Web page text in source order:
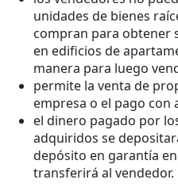
unidades de bienes
compran para obtener
en edificios de
manera para luego
permite la venta de
empresa o el pago con
el dinero pagado por
adquiridos se
depósito en garantía
transferirá al vendedor.